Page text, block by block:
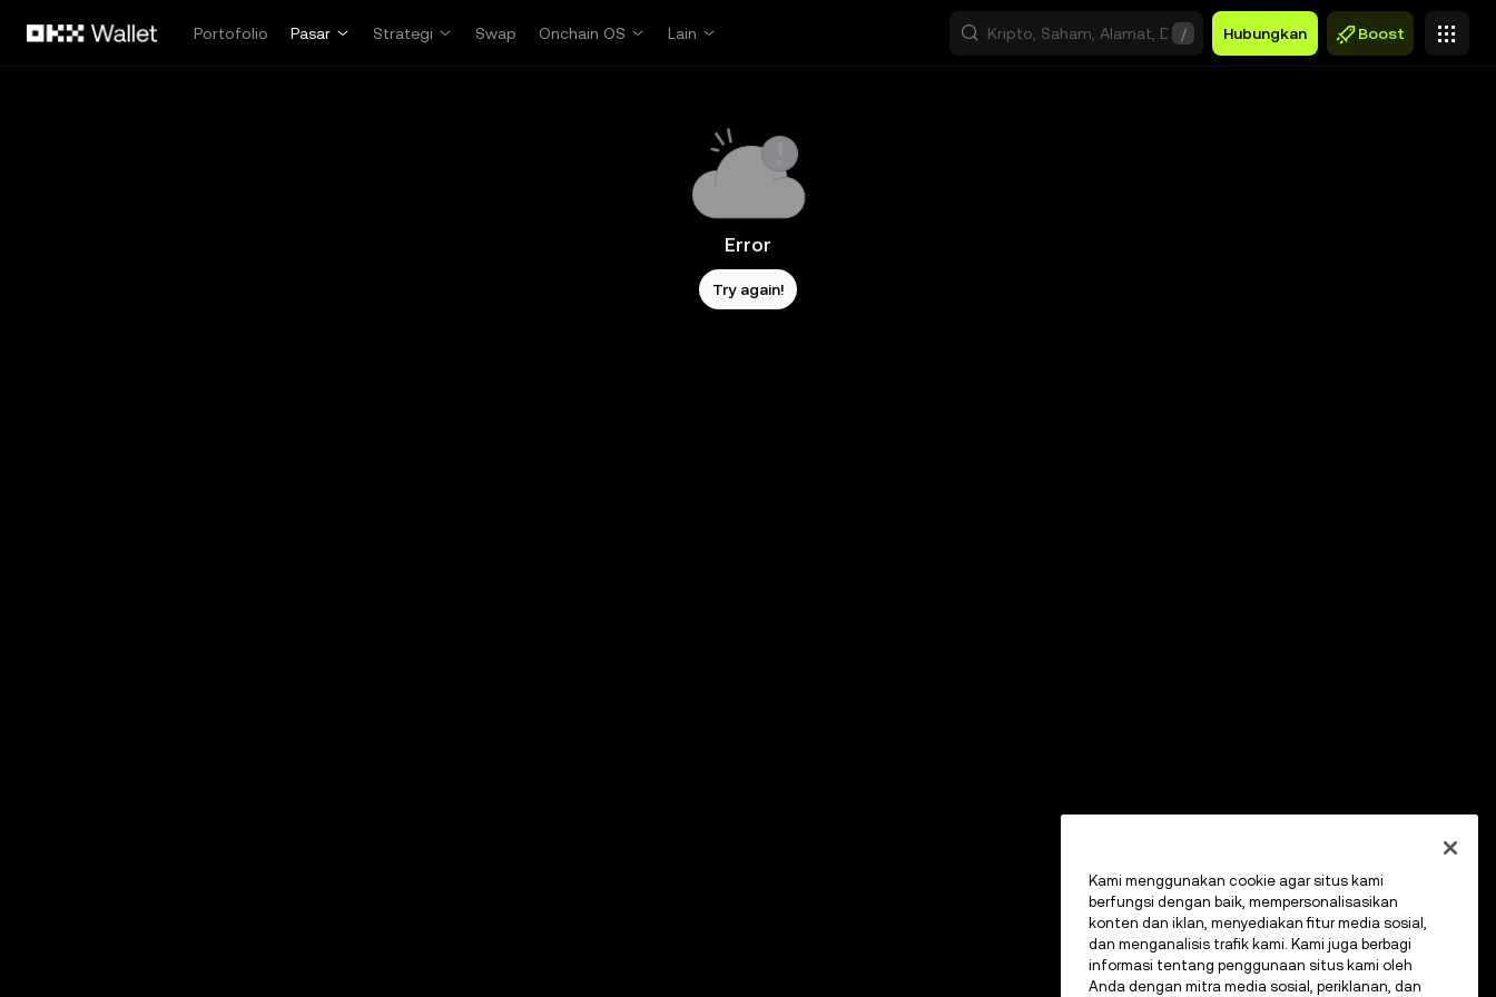
Portofolio
Pasar Strategi Swap Onchain OS Lain / Hubungkan Boost
Error
Try again!
Kami menggunakan cookie agar situs kami
berfungsi dengan baik, mempersonalisasikan
konten dan iklan, menyediakan fitur media sosial,
dan menganalisis trafik kami. Kami juga berbagi
informasi tentang penggunaan situs kami oleh
Anda dengan mitra media sosial, periklanan, dan